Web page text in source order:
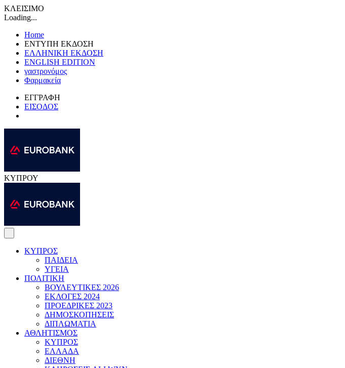
ΚΛΕΙΣΙΜΟ
Loading...
Home
ΕΝΤΥΠΗ ΕΚΔΟΣΗ
ΕΛΛΗΝΙΚΗ ΕΚΔΟΣΗ
ENGLISH EDITION
γαστρονόμος
Φαρμακεία
ΕΓΓΡΑΦΗ
ΕΙΣΟΔΟΣ
ΚΥΠΡΟΥ
ΚΥΠΡΟΣ
ΠΑΙΔΕΙΑ
ΥΓΕΙΑ
ΠΟΛΙΤΙΚΗ
ΒΟΥΛΕΥΤΙΚΕΣ 2026
ΕΚΛΟΓΕΣ 2024
ΠΡΟΕΔΡΙΚΕΣ 2023
ΔΗΜΟΣΚΟΠΗΣΕΙΣ
ΔΙΠΛΩΜΑΤΙΑ
ΑΘΛΗΤΙΣΜΟΣ
ΚΥΠΡΟΣ
ΕΛΛΑΔΑ
ΔΙΕΘΝΗ